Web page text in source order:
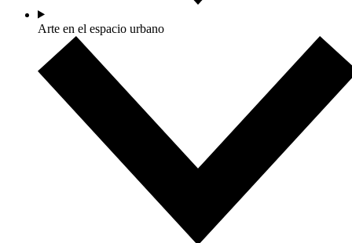
Arte en el espacio urbano